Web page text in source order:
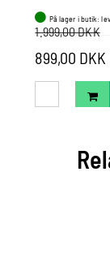
På lager i butik:
1.999,00 DKK
899,00 DKK